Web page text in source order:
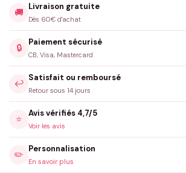
🚚
Livraison gratuite
Dès 60€ d'achat
🔒
Paiement sécurisé
CB, Visa, Mastercard
↩️
Satisfait ou remboursé
Retour sous 14 jours
⭐
Avis vérifiés 4,7/5
Voir les avis
✏️
Personnalisation
En savoir plus